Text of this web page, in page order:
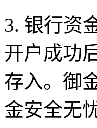
3. 银行资
开户成功
存入。御
金安全无